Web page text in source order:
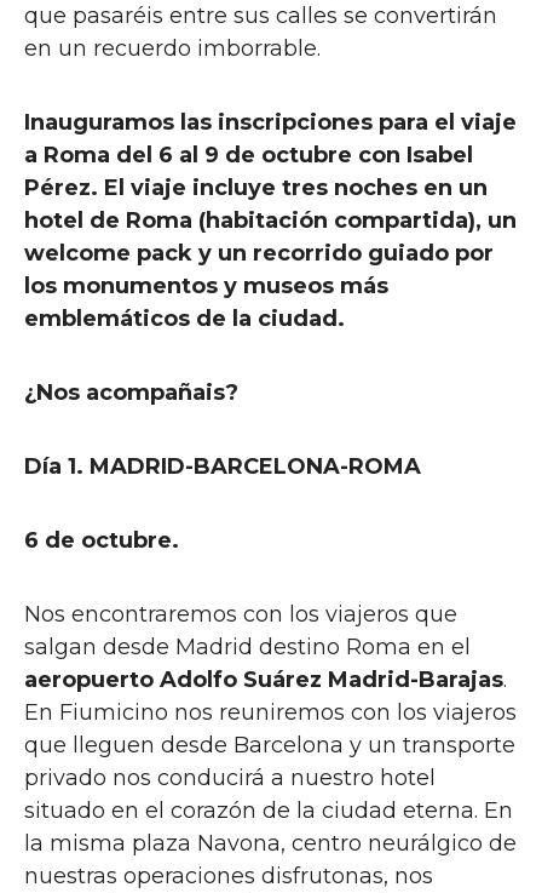
que pasaréis entre sus calles se convertirán
en un recuerdo imborrable.
Inauguramos las inscripciones para el viaje
a Roma del 6 al 9 de octubre con Isabel
Pérez. El viaje incluye tres noches en un
hotel de Roma (habitación compartida), un
welcome pack y un recorrido guiado por
los monumentos y museos más
emblemáticos de la ciudad.
¿Nos acompañais?
Día 1. MADRID-BARCELONA-ROMA
6 de octubre.
Nos encontraremos con los viajeros que
salgan desde Madrid destino Roma en el
aeropuerto Adolfo Suárez Madrid-Barajas.
En Fiumicino nos reuniremos con los viajeros
que lleguen desde Barcelona y un transporte
privado nos conducirá a nuestro hotel
situado en el corazón de la ciudad eterna. En
la misma plaza Navona, centro neurálgico de
nuestras operaciones disfrutonas, nos